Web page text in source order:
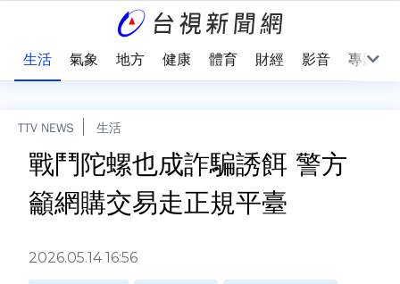
生活 氣象 地方 健康 體育 財經 影音 專題
TTV NEWS 生活
戰鬥陀螺也成詐騙誘餌 警方
籲網購交易走正規平臺
2026.05.14 16:56